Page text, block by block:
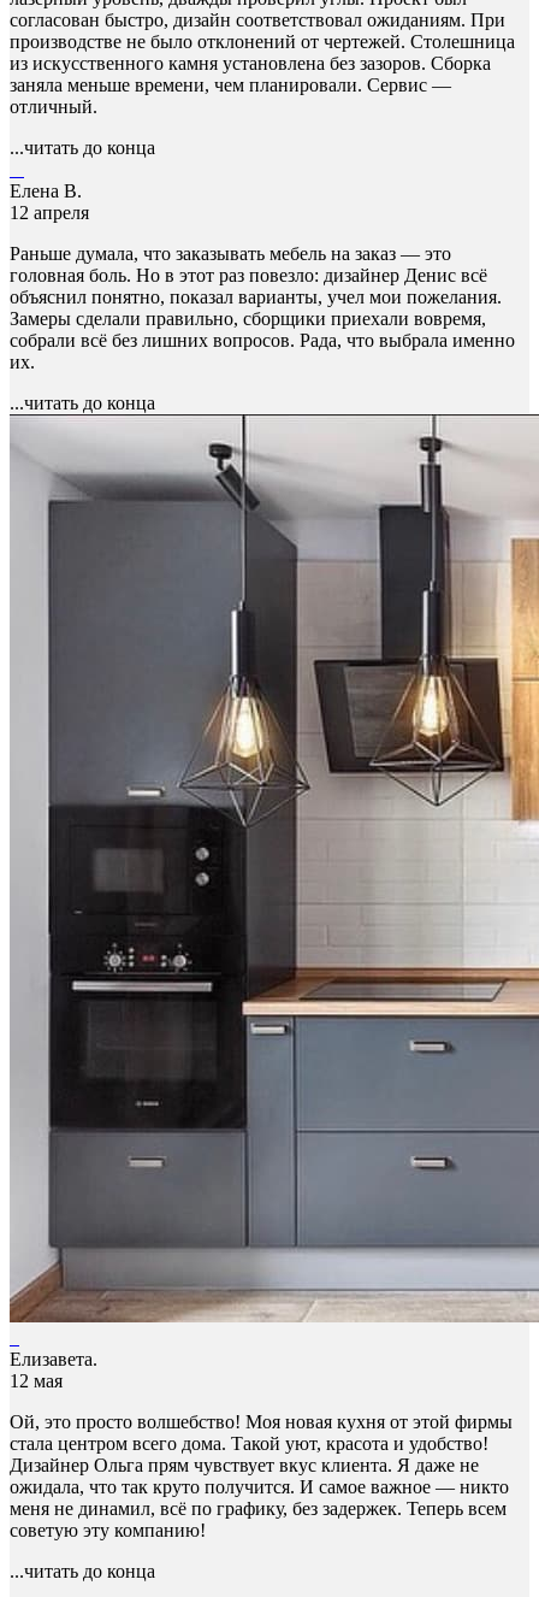
согласован быстро, дизайн соответствовал ожиданиям. При
производстве не было отклонений от чертежей. Столешница
из искусственного камня установлена без зазоров. Сборка
заняла меньше времени, чем планировали. Сервис —
отличный.
...читать до конца
Елена В.
12 апреля
Раньше думала, что заказывать мебель на заказ — это
головная боль. Но в этот раз повезло: дизайнер Денис всё
объяснил понятно, показал варианты, учел мои пожелания.
Замеры сделали правильно, сборщики приехали вовремя,
собрали всё без лишних вопросов. Рада, что выбрала именно
их.
...читать до конца
Елизавета.
12 мая
Ой, это просто волшебство! Моя новая кухня от этой фирмы
стала центром всего дома. Такой уют, красота и удобство!
Дизайнер Ольга прям чувствует вкус клиента. Я даже не
ожидала, что так круто получится. И самое важное — никто
меня не динамил, всё по графику, без задержек. Теперь всем
советую эту компанию!
...читать до конца